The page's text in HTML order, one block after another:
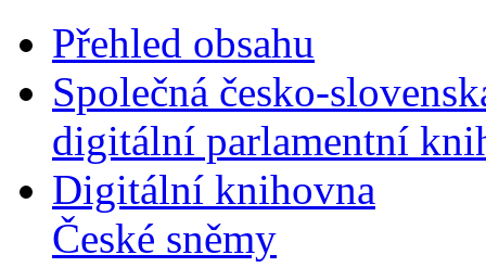
Přehled obsahu
Společná česko-
digitální parlamentní
Digitální knihovna
České sněmy